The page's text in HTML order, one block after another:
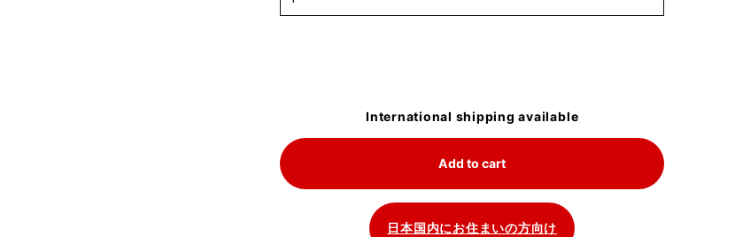
International shipping available
Add to cart
日本国内にお住まいの方向け